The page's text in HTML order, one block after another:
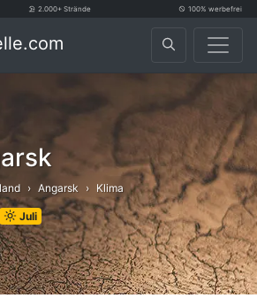
2.000+ Strände 100% werbefrei
Angarsk Klima
Juli